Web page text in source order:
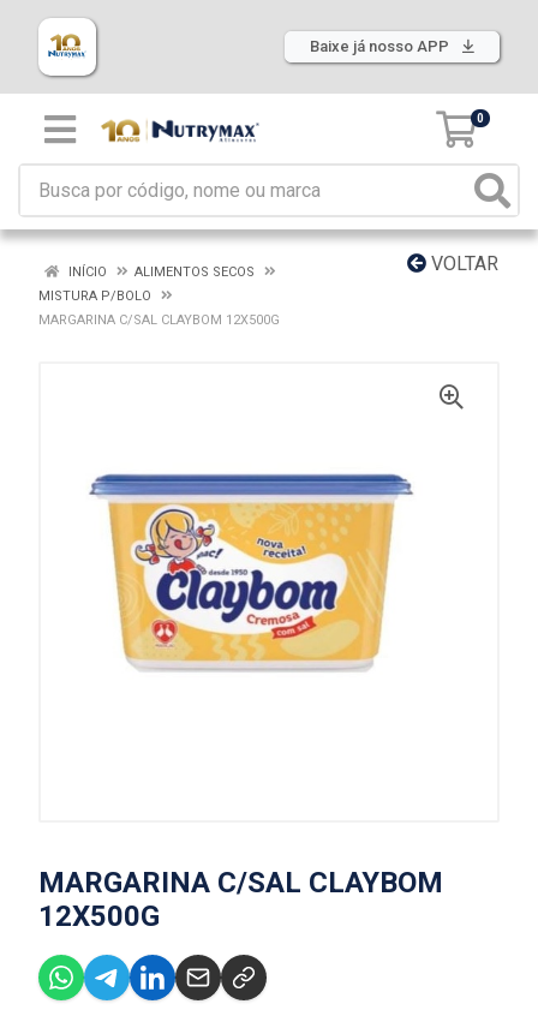
Baixe já nosso APP
0
VOLTAR
INÍCIO
ALIMENTOS SECOS
MISTURA P/BOLO
MARGARINA C/SAL CLAYBOM 12X500G
MARGARINA C/SAL CLAYBOM
12X500G